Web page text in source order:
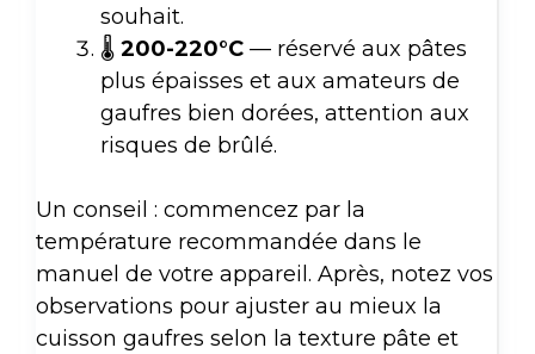
souhait.
🌡️ 200-220°C — réservé aux pâtes
plus épaisses et aux amateurs de
gaufres bien dorées, attention aux
risques de brûlé.
Un conseil : commencez par la
température recommandée dans le
manuel de votre appareil. Après, notez vos
observations pour ajuster au mieux la
cuisson gaufres selon la texture pâte et